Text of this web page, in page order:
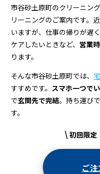
グ
店
＆
宅
配
ク
リ
市谷砂土原町のクリーニング
リーニングのご案内です。
いますが、仕事の帰りが遅
ケアしたいときなど、 営業
ります。
そんな市谷砂土原町では、
すすめです。 スマホ一つで
で玄関先で完結。持ち運び
す。
\ 初回限定
ご